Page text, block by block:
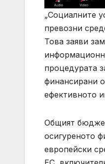
„Социалните
превозни
Това заяви
процедурата
финансирани
ефективното
Общият
осигуреното
европейски